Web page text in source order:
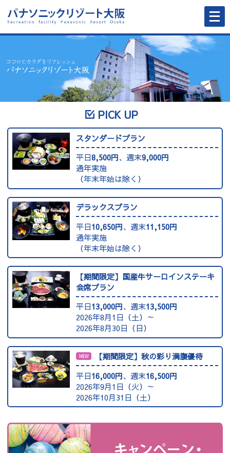
メ
ニ
ュ
ー
を
開
PICK UP
スタンダードプラン
平日8,500円、週末9,000円
通年実施
（年末年始は除く）
デラックスプラン
平日10,650円、週末11,150円
通年実施
（年末年始は除く）
【期間限定】国産牛サーロインステーキ
会席プラン
平日13,000円、週末13,500円
2026年8月1日（土）～
2026年8月30日（日）
【期間限定】秋の彩り満腹優待
平日16,000円、週末16,500円
2026年9月1日（火）～
2026年10月31日（土）